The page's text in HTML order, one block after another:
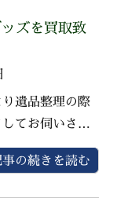
鼻煙壺など現
せていただ
ズを買取致
遺品整理の際
てお伺いさせ
。 仙台ー福島間
道局の刻印の入
の続きを読む